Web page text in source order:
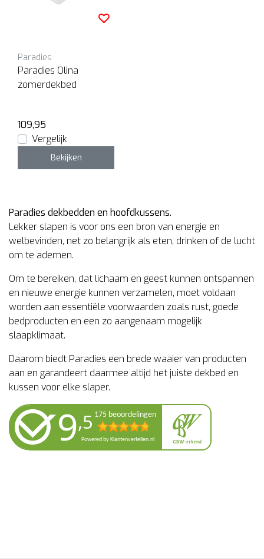
Paradies
Paradies Olina
zomerdekbed
109,95
Vergelijk
Bekijken
Paradies dekbedden en hoofdkussens.
Lekker slapen is voor ons een bron van energie en
welbevinden, net zo belangrijk als eten, drinken of de lucht
om te ademen.
Om te bereiken, dat lichaam en geest kunnen ontspannen
en nieuwe energie kunnen verzamelen, moet voldaan
worden aan essentiële voorwaarden zoals rust, goede
bedproducten en een zo aangenaam mogelijk
slaapklimaat.
Daarom biedt Paradies een brede waaier van producten
aan en garandeert daarmee altijd het juiste dekbed en
kussen voor elke slaper.